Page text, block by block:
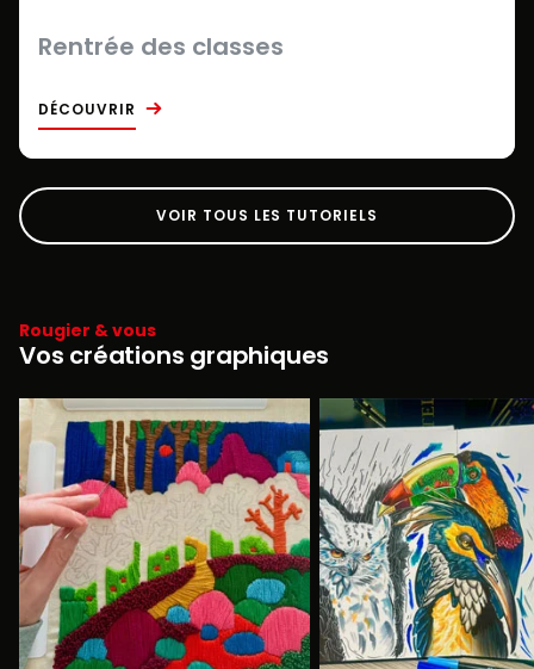
Rentrée des classes
DÉCOUVRIR
VOIR TOUS LES TUTORIELS
Rougier & vous
Vos créations graphiques